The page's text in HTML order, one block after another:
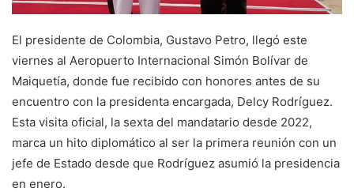
El presidente de Colombia, Gustavo Petro, llegó este
viernes al Aeropuerto Internacional Simón Bolívar de
Maiquetía, donde fue recibido con honores antes de su
encuentro con la presidenta encargada, Delcy Rodríguez.
Esta visita oficial, la sexta del mandatario desde 2022,
marca un hito diplomático al ser la primera reunión con un
jefe de Estado desde que Rodríguez asumió la presidencia
en enero.